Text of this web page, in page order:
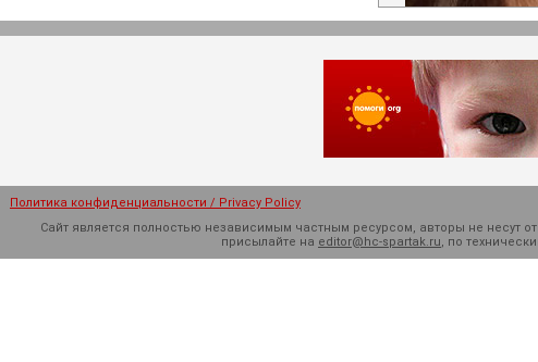
Политика конфиденциальности / Privacy Policy
Сайт является полностью независимым частным ресурсом, авторы не несут
присылайте на editor@hc-spartak.ru, по